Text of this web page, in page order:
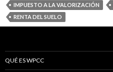
IMPUESTO A LA VALORIZACIÓN
RENTA DEL SUELO
QUÉ ES WPCC